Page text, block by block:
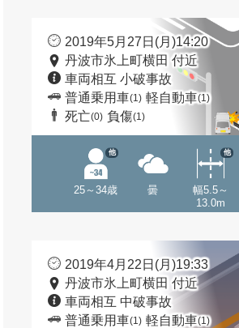
2019年5月27日(月)14:20
丹波市氷上町横田 付近
車両相互 小破事故
普通乗用車(1) 軽自動車(1)
死亡(0) 負傷(1)
25～34歳
他
曇
幅5.5～
13.0m
他
2019年4月22日(月)19:33
丹波市氷上町横田 付近
車両相互 中破事故
普通乗用車(1) 軽自動車(1)